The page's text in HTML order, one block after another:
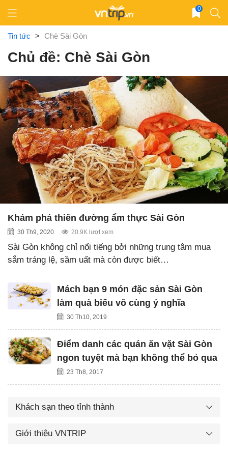
content
0
Tin tức > Chè Sài Gòn
Chủ đề: Chè Sài Gòn
Khám phá thiên đường ẩm thực Sài Gòn
30 Th9, 2020 20.9K lượt xem
Sài Gòn không chỉ nổi tiếng bởi những trung tâm mua
sắm tráng lệ, sầm uất mà còn được biết…
Mách bạn 9 món đặc sản Sài Gòn
làm quà biếu vô cùng ý nghĩa
30 Th10, 2019
Điểm danh các quán ăn vặt Sài Gòn
ngon tuyệt mà bạn không thể bỏ qua
23 Th8, 2017
Khách sạn theo tỉnh thành
Giới thiệu VNTRIP